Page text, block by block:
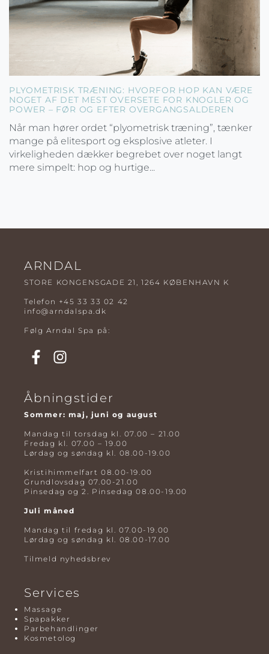
PLYOMETRISK TRÆNING: HVORFOR HOP KAN VÆRE
NOGET AF DET MEST OVERSETE FOR KNOGLER OG
POWER – FØR OG EFTER OVERGANGSALDEREN
Når man hører ordet “plyometrisk træning”, tænker
mange på elitesport og eksplosive atleter. I
virkeligheden dækker begrebet over noget langt
mere simpelt: hop og hurtige...
ARNDAL
STORE KONGENSGADE 21, 1264 KØBENHAVN K
Telefon +45 33 33 02 42
info@arndalspa.dk
Følg Arndal Spa på:
Åbningstider
Sommer: maj, juni og august
Mandag til torsdag kl. 07.00 – 21.00
Fredag kl. 07.00 – 19.00
Lørdag og søndag kl. 08.00-19.00
Kristihimmelfart 08.00-19.00
Grundlovsdag 07.00-21.00
Pinsedag og 2. Pinsedag 08.00-19.00
Juli måned
Mandag til fredag kl. 07.00-19.00
Lørdag og søndag kl. 08.00-17.00
Tilmeld nyhedsbrev
Services
Massage
Spapakker
Parbehandlinger
Kosmetolog